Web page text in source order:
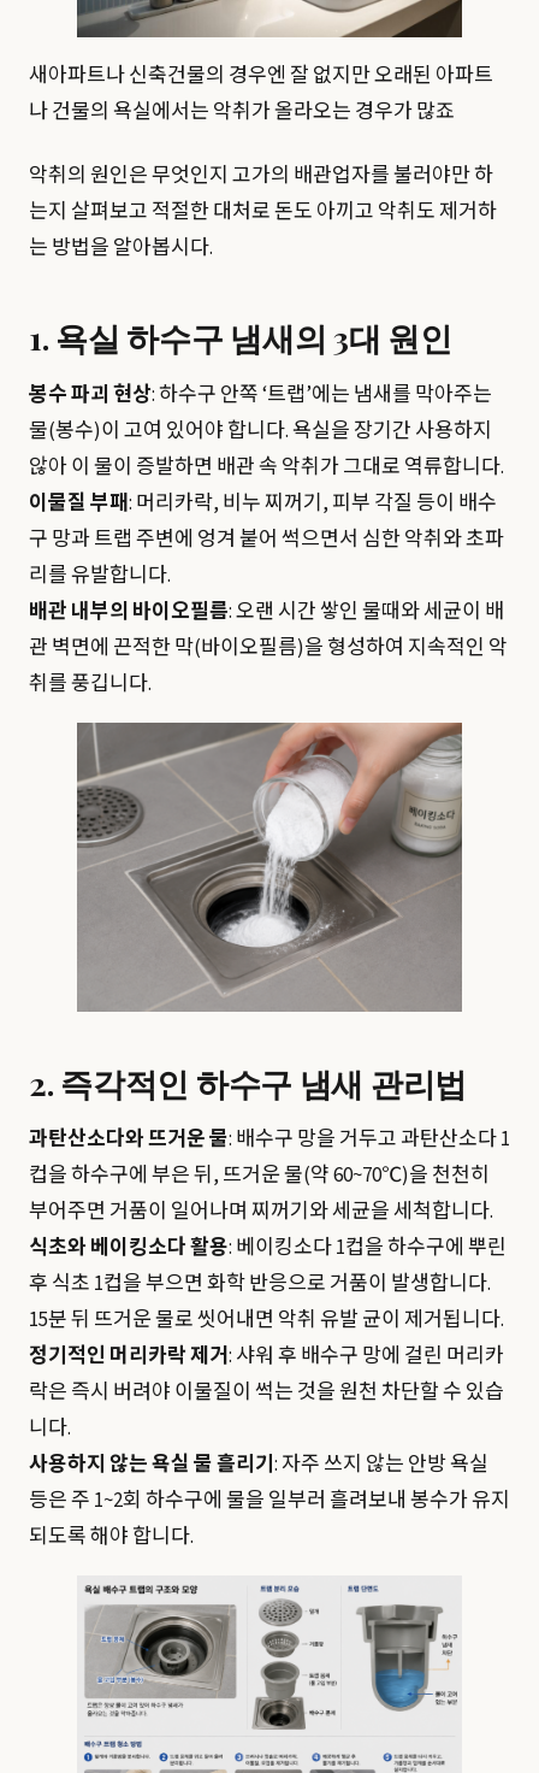
새아파트나 신축건물의 경우엔 잘 없지만 오래된 아파트
나 건물의 욕실에서는 악취가 올라오는 경우가 많죠
악취의 원인은 무엇인지 고가의 배관업자를 불러야만 하
는지 살펴보고 적절한 대처로 돈도 아끼고 악취도 제거하
는 방법을 알아봅시다.
1. 욕실 하수구 냄새의 3대 원인
봉수 파괴 현상: 하수구 안쪽 ‘트랩’에는 냄새를 막아주는
물(봉수)이 고여 있어야 합니다. 욕실을 장기간 사용하지
않아 이 물이 증발하면 배관 속 악취가 그대로 역류합니다.
이물질 부패: 머리카락, 비누 찌꺼기, 피부 각질 등이 배수
구 망과 트랩 주변에 엉겨 붙어 썩으면서 심한 악취와 초파
리를 유발합니다.
배관 내부의 바이오필름: 오랜 시간 쌓인 물때와 세균이 배
관 벽면에 끈적한 막(바이오필름)을 형성하여 지속적인 악
취를 풍깁니다.
2. 즉각적인 하수구 냄새 관리법
과탄산소다와 뜨거운 물: 배수구 망을 거두고 과탄산소다 1
컵을 하수구에 부은 뒤, 뜨거운 물(약 60~70℃)을 천천히
부어주면 거품이 일어나며 찌꺼기와 세균을 세척합니다.
식초와 베이킹소다 활용: 베이킹소다 1컵을 하수구에 뿌린
후 식초 1컵을 부으면 화학 반응으로 거품이 발생합니다.
15분 뒤 뜨거운 물로 씻어내면 악취 유발 균이 제거됩니다.
정기적인 머리카락 제거: 샤워 후 배수구 망에 걸린 머리카
락은 즉시 버려야 이물질이 썩는 것을 원천 차단할 수 있습
니다.
사용하지 않는 욕실 물 흘리기: 자주 쓰지 않는 안방 욕실
등은 주 1~2회 하수구에 물을 일부러 흘려보내 봉수가 유지
되도록 해야 합니다.